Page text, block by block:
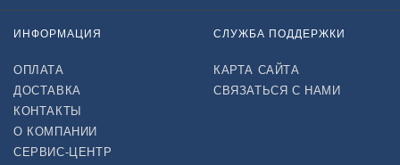
ИНФОРМАЦИЯ
ОПЛАТА
ДОСТАВКА
КОНТАКТЫ
О КОМПАНИИ
СЕРВИС-ЦЕНТР
СЛУЖБА ПОДДЕРЖКИ
КАРТА САЙТА
СВЯЗАТЬСЯ С НАМИ